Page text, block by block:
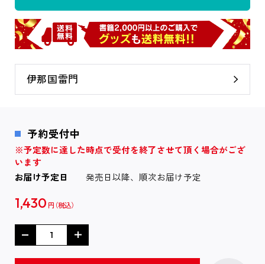
伊那国雷門
予約受付中
※予定数に達した時点で受付を終了させて頂く場合がござ
います
お届け予定日
発売日以降、順次お届け予定
1,430 円